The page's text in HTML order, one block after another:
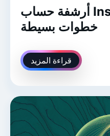
أرشفة حساب Instagram في بضع
خطوات بسيطة
قراءة المزيد